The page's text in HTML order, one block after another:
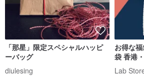
「那星」限定スペシャルハッピ
ーバッグ
diulesing
お得な
袋 香港
料無料
Lab